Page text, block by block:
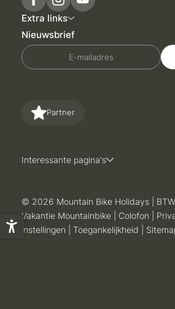
Extra links
Nieuwsbrief
E-mailadres
Partner
Interessante pagina's
© 2026 Mountain Bike Holidays
Vakantie Mountainbike
Colofon
instellingen
Toegankelijkheid